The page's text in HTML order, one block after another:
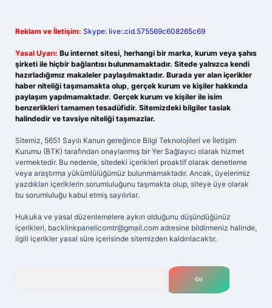
Reklam ve İletişim: Skype: live:.cid.575569c608265c69
Yasal Uyarı: Bu internet sitesi, herhangi bir marka, kurum veya şahıs
şirketi ile hiçbir bağlantısı bulunmamaktadır. Sitede yalnızca kendi
hazırladığımız makaleler paylaşılmaktadır. Burada yer alan içerikler
haber niteliği taşımamakta olup, gerçek kurum ve kişiler hakkında
paylaşım yapılmamaktadır. Gerçek kurum ve kişiler ile isim
benzerlikleri tamamen tesadüfidir. Sitemizdeki bilgiler taslak
halindedir ve tavsiye niteliği taşımazlar.
Sitemiz, 5651 Sayılı Kanun gereğince Bilgi Teknolojileri ve İletişim
Kurumu (BTK) tarafından onaylanmış bir Yer Sağlayıcı olarak hizmet
vermektedir. Bu nedenle, sitedeki içerikleri proaktif olarak denetleme
veya araştırma yükümlülüğümüz bulunmamaktadır. Ancak, üyelerimiz
yazdıkları içeriklerin sorumluluğunu taşımakta olup, siteye üye olarak
bu sorumluluğu kabul etmiş sayılırlar.
Hukuka ve yasal düzenlemelere aykırı olduğunu düşündüğünüz
içerikleri, backlinkpanelicomtr@gmail.com adresine bildirmeniz halinde,
ilgili içerikler yasal süre içerisinde sitemizden kaldırılacaktır.